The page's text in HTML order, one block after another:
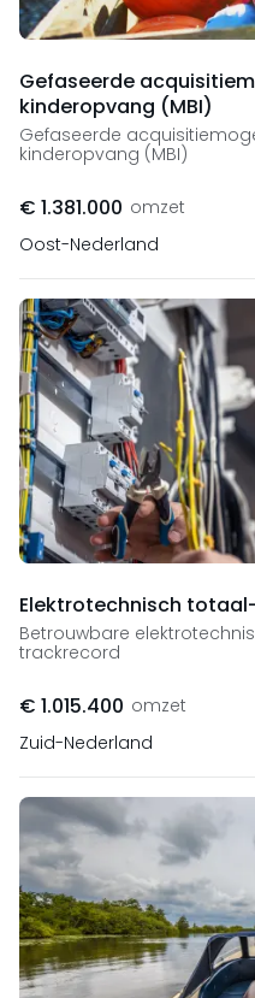
Gefaseerde
kinderopvang (MBI)
Gefaseerde
kinderopvang (MBI)
€ 1.381.000 omzet
Oost-Nederland
Elektrotechnisch
Betrouwbare
trackrecord
€ 1.015.400 omzet
Zuid-Nederland